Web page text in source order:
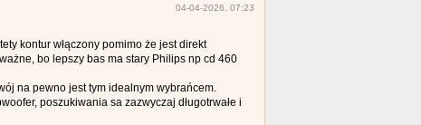
04-04-2026, 07:23
kontur włączony pomimo że jest direkt
bo lepszy bas ma stary Philips np cd 460
na pewno jest tym idealnym wybrańcem.
poszukiwania sa zazwyczaj długotrwałe i